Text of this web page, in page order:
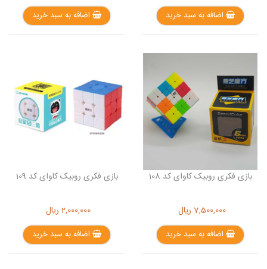
اضافه به سبد خرید اضافه به سبد خرید
بازی فکری روبیک کاوای کد 108
7,500,000 ریال
اضافه به سبد خرید
بازی فکری روبیک کاوای کد 109
2,000,000 ریال
اضافه به سبد خرید